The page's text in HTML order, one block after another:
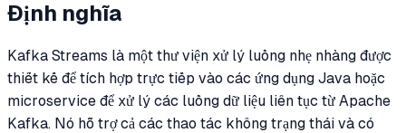
Định nghĩa
Kafka Streams là một thư viện xử lý luồng nhẹ nhàng được
thiết kế để tích hợp trực tiếp vào các ứng dụng Java hoặc
microservice để xử lý các luồng dữ liệu liên tục từ Apache
Kafka. Nó hỗ trợ cả các thao tác không trạng thái và có